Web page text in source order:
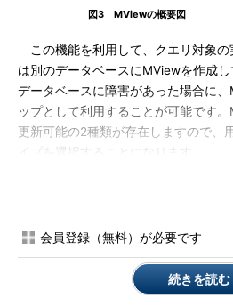
図3 MViewの概要図
この機能を利用して、クエリ対象の
は別のデータベースにMViewを作成
データベースに障害があった場合に
ップとして利用することが可能です
更新可能の2種類が存在しますので、
イプを選択することになります。
ュ後に実表に対して行われた更新内
マルチマスターレプリケーション
会員登録（無料）が必要です
続きを読む